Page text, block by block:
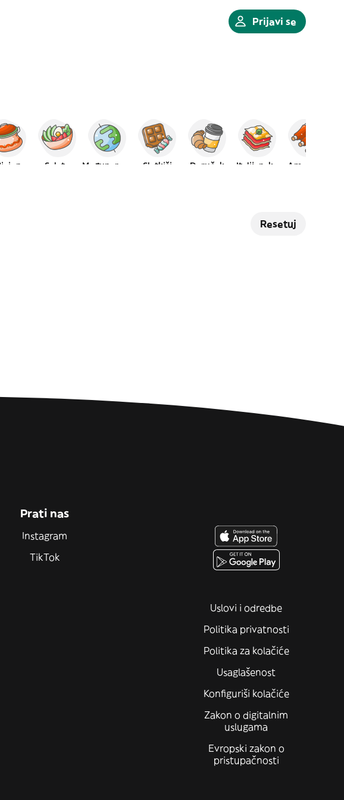
Prijavi se
Salate Slatkiši Doručak Italijanska Američka
Resetuj
Prati nas
Instagram
TikTok
Uslovi i odredbe
Politika privatnosti
Politika za kolačiće
Usaglašenost
Konfiguriši kolačiće
Zakon o digitalnim
uslugama
Evropski zakon o
pristupačnosti